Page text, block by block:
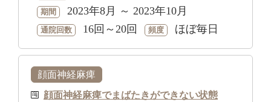
期間 2023年8月 ～ 2023年10月
通院回数 16回～20回 頻度 ほぼ毎日
顔面神経麻痺
顔面神経麻痺でまばたきができない状態